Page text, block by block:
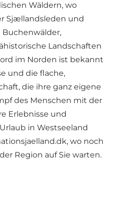
Wäldern, wo
Sjællandsleden und
Buchenwälder,
Landschaften
im Norden ist bekannt
und die flache,
die ihre ganz eigene
des Menschen mit der
Erlebnisse und
in Westseeland
, wo noch
Region auf Sie warten.